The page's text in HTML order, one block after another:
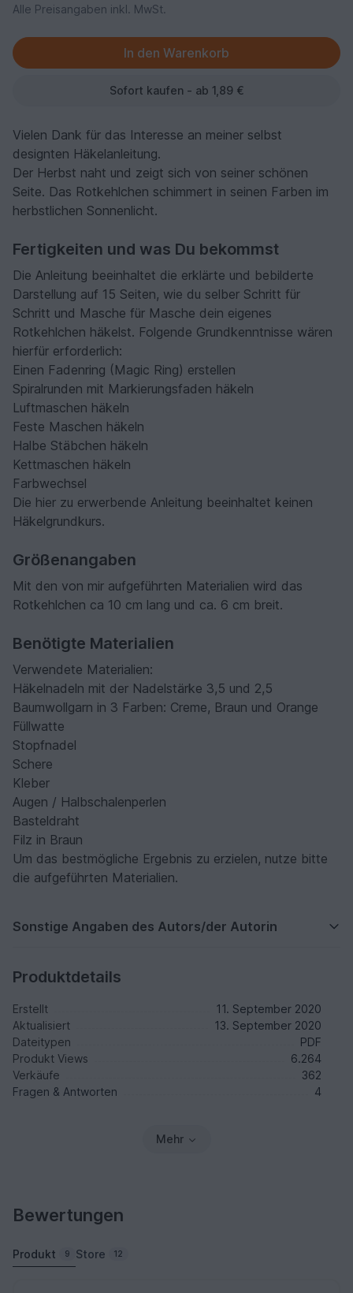
Alle Preisangaben inkl. MwSt.
Sofort kaufen - ab 1,89 €
Vielen Dank für das Interesse an meiner selbst
designten Häkelanleitung.
Der Herbst naht und zeigt sich von seiner schönen
Seite. Das Rotkehlchen schimmert in seinen Farben im
herbstlichen Sonnenlicht.
Fertigkeiten und was Du bekommst
Die Anleitung beeinhaltet die erklärte und bebilderte
Darstellung auf 15 Seiten, wie du selber Schritt für
Schritt und Masche für Masche dein eigenes
Rotkehlchen häkelst. Folgende Grundkenntnisse wären
hierfür erforderlich:
Einen Fadenring (Magic Ring) erstellen
Spiralrunden mit Markierungsfaden häkeln
Luftmaschen häkeln
Feste Maschen häkeln
Halbe Stäbchen häkeln
Kettmaschen häkeln
Farbwechsel
Die hier zu erwerbende Anleitung beeinhaltet keinen
Häkelgrundkurs.
Größenangaben
Mit den von mir aufgeführten Materialien wird das
Rotkehlchen ca 10 cm lang und ca. 6 cm breit.
Benötigte Materialien
Verwendete Materialien:
Häkelnadeln mit der Nadelstärke 3,5 und 2,5
Baumwollgarn in 3 Farben: Creme, Braun und Orange
Füllwatte
Stopfnadel
Schere
Kleber
Augen / Halbschalenperlen
Basteldraht
Filz in Braun
Um das bestmögliche Ergebnis zu erzielen, nutze bitte
die aufgeführten Materialien.
Sonstige Angaben des Autors/der Autorin
Produktdetails
Erstellt
11. September 2020
Aktualisiert
13. September 2020
Dateitypen
PDF
Produkt Views
6.264
Verkäufe
362
Fragen & Antworten
4
Mehr
Bewertungen
Produkt 9 Store 12